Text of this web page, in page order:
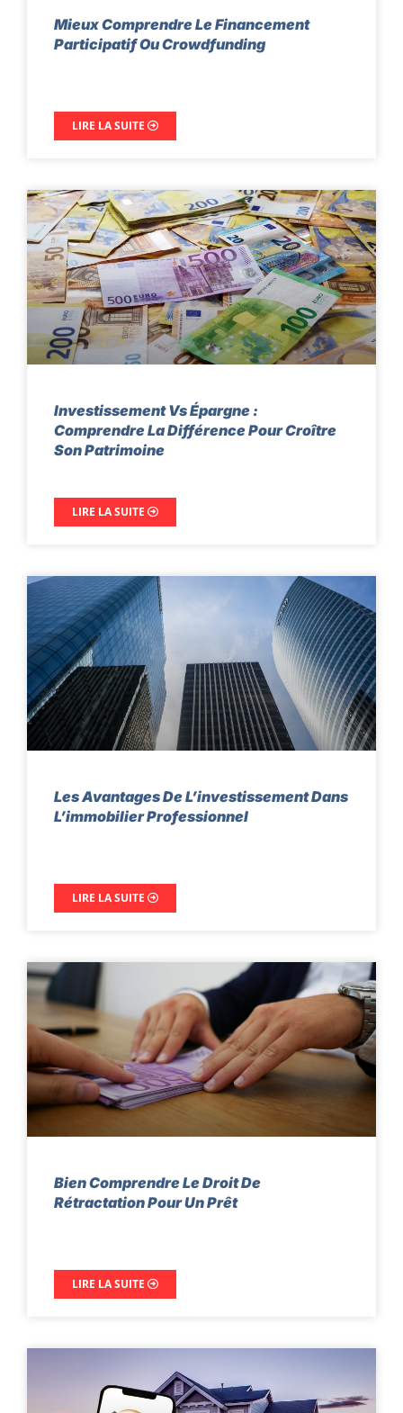
Mieux Comprendre Le Financement
Participatif Ou Crowdfunding
LIRE LA SUITE
Investissement Vs Épargne :
Comprendre La Différence Pour Croître
Son Patrimoine
LIRE LA SUITE
Les Avantages De L’investissement Dans
L’immobilier Professionnel
LIRE LA SUITE
Bien Comprendre Le Droit De
Rétractation Pour Un Prêt
LIRE LA SUITE